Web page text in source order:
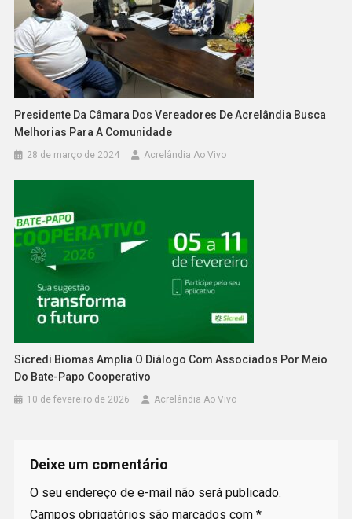
Presidente Da Câmara Dos Vereadores De Acrelândia Busca
Melhorias Para A Comunidade
28 de março de 2024 Acrelândia Ao Vivo
Sicredi Biomas Amplia O Diálogo Com Associados Por Meio
Do Bate-Papo Cooperativo
10 de fevereiro de 2026 Acrelândia Ao Vivo
Deixe um comentário
O seu endereço de e-mail não será publicado.
Campos obrigatórios são marcados com *